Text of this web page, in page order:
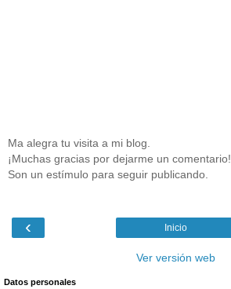
Ma alegra tu visita a mi blog.
¡Muchas gracias por dejarme un comentario!
Son un estímulo para seguir publicando.
‹ Inicio
Ver versión web
Datos personales